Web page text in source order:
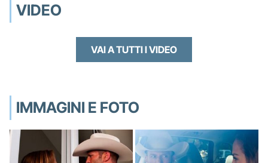
VIDEO
VAI A TUTTI I VIDEO
IMMAGINI E FOTO